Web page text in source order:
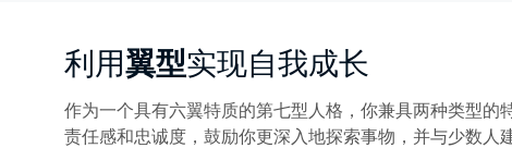
利用翼型实现自我成长
作为一个具有六翼特质的第七型人格，你兼具两种类型的
责任感和忠诚度，鼓励你更深入地探索事物，并与少数人